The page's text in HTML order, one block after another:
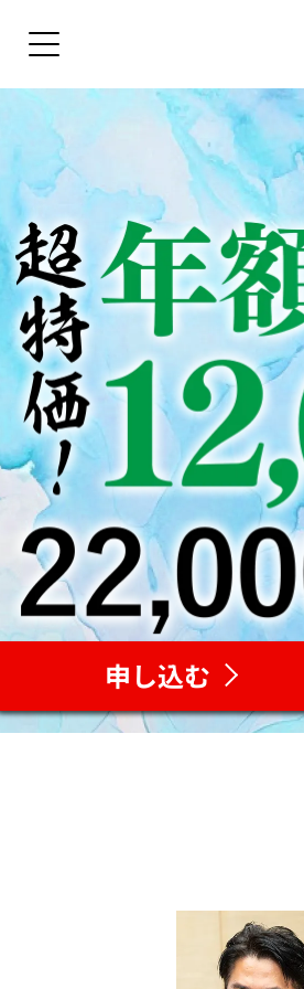
申し込む